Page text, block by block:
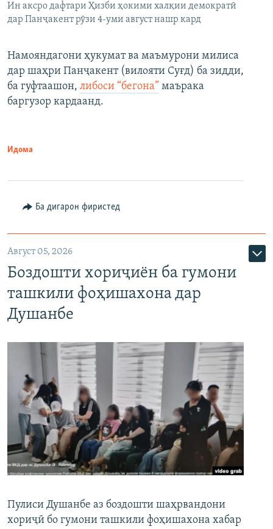
Ин аксро дафтари Ҳизби ҳокими халқии демократӣ
дар Панҷакент рӯзи 4-уми август нашр кард
Намояндагони ҳукумат ва маъмурони милиса
дар шаҳри Панҷакент (вилояти Суғд) ба зидди,
ба гуфтаашон, либоси “бегона” маърака
баргузор кардаанд.
Идома
Ба дигарон фиристед
Август 05, 2026
Боздошти хориҷиён ба гумони
ташкили фоҳишахона дар
Душанбе
Пулиси Душанбе аз боздошти шаҳрвандони
хориҷӣ бо гумони ташкили фоҳишахона хабар